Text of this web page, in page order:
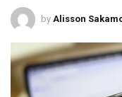
by Alisson